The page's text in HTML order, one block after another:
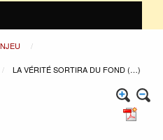
LA VÉRITÉ SORTIRA DU FOND (…)